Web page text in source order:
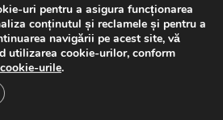
uri pentru a asigura funcționarea
conținutul și reclamele și pentru a
navigării pe acest site, vă
utilizarea cookie-urilor, conform
urile.